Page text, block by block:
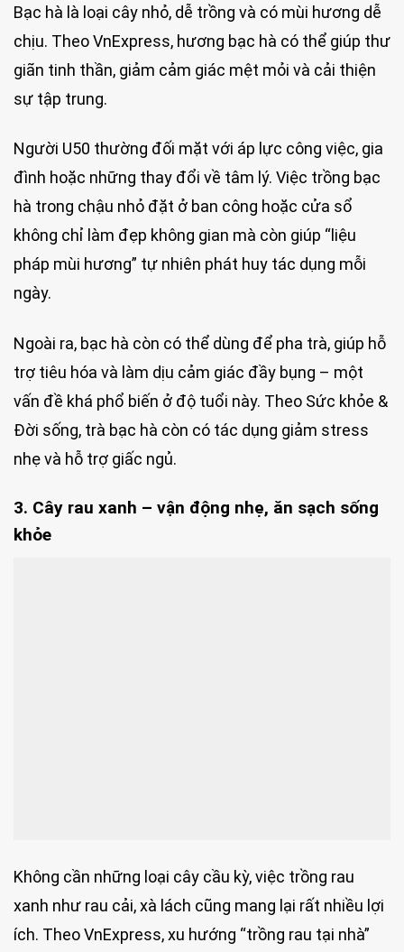
Bạc hà là loại cây nhỏ, dễ trồng và có mùi hương dễ
chịu. Theo VnExpress, hương bạc hà có thể giúp thư
giãn tinh thần, giảm cảm giác mệt mỏi và cải thiện
sự tập trung.
Người U50 thường đối mặt với áp lực công việc, gia
đình hoặc những thay đổi về tâm lý. Việc trồng bạc
hà trong chậu nhỏ đặt ở ban công hoặc cửa sổ
không chỉ làm đẹp không gian mà còn giúp “liệu
pháp mùi hương” tự nhiên phát huy tác dụng mỗi
ngày.
Ngoài ra, bạc hà còn có thể dùng để pha trà, giúp hỗ
trợ tiêu hóa và làm dịu cảm giác đầy bụng – một
vấn đề khá phổ biến ở độ tuổi này. Theo Sức khỏe &
Đời sống, trà bạc hà còn có tác dụng giảm stress
nhẹ và hỗ trợ giấc ngủ.
3. Cây rau xanh – vận động nhẹ, ăn sạch sống
khỏe
Không cần những loại cây cầu kỳ, việc trồng rau
xanh như rau cải, xà lách cũng mang lại rất nhiều lợi
ích. Theo VnExpress, xu hướng “trồng rau tại nhà”